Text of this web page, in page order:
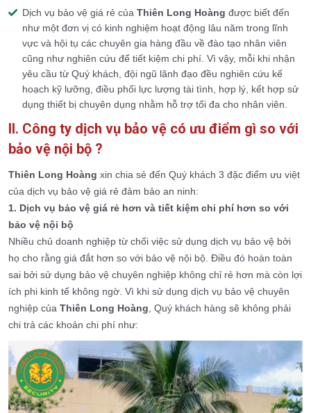
Dịch vụ bảo vệ giá rẻ của Thiên Long Hoàng được biết đến
như một đơn vị có kinh nghiệm hoạt động lâu năm trong lĩnh
vực và hội tụ các chuyên gia hàng đầu về đào tạo nhân viên
cũng như nghiên cứu để tiết kiệm chi phí. Vì vậy, mỗi khi nhận
yêu cầu từ Quý khách, đội ngũ lãnh đạo đều nghiên cứu kế
hoạch kỹ lưỡng, điều phối lực lượng tài tình, hợp lý, kết hợp sử
dụng thiết bị chuyên dụng nhằm hỗ trợ tối đa cho nhân viên.
II. Công ty dịch vụ bảo vệ có ưu điểm gì so với
bảo vệ nội bộ ?
Thiên Long Hoàng xin chia sẻ đến Quý khách 3 đặc điểm ưu việt
của dịch vụ bảo vệ giá rẻ đảm bảo an ninh:
1. Dịch vụ bảo vệ giá rẻ hơn và tiết kiệm chi phí hơn so với
bảo vệ nội bộ
Nhiều chủ doanh nghiệp từ chối việc sử dụng dịch vụ bảo vệ bởi
họ cho rằng giá đắt hơn so với bảo vệ nội bộ. Điều đó hoàn toàn
sai bởi sử dụng bảo vệ chuyên nghiệp không chỉ rẻ hơn mà còn lợi
ích phi kinh tế không ngờ. Vì khi sử dụng dịch vụ bảo vệ chuyên
nghiệp của Thiên Long Hoàng , Quý khách hàng sẽ không phải
chi trả các khoản chi phí như: